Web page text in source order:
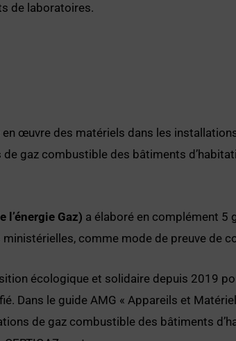
de laboratoires.
œuvre des matériels dans les
gaz combustible des bâtiments
l’énergie Gaz) a élaboré en complément 5
comme mode de preuve de
écologique et solidaire depuis 2019
Dans le guide AMG « Appareils et
de gaz combustible des bâtiments